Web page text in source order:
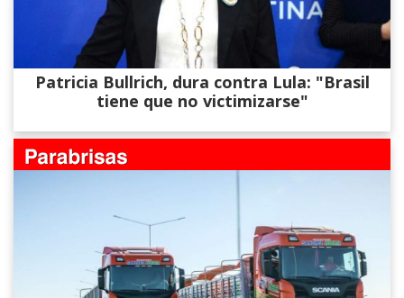
Patricia Bullrich, dura contra Lula: "Brasil
tiene que no victimizarse"